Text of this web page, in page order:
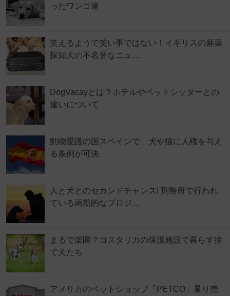
ったワンコ達
笑えるようで笑い事ではない！イギリスの麻薬
探知犬の不名誉なニュ…
DogVacayとは？ホテルやペットシッターとの
違いについて
動物愛護の国スペインで、犬や猫に人権を与え
る条例が可決
人と犬とのセカンドチャンス! 刑務所で行われ
ている画期的なプロジ…
まるで楽園？コスタリカの保護施設で暮らす捨
て犬たち
アメリカのペットショップ「PETCO」量り売